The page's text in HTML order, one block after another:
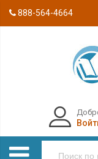
888-564-4664